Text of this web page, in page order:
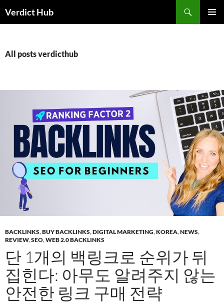
toVerdict Hub
All posts verdicthub
BACKLINKS,BUY BACKLINKS,DIGITAL MARKETING,KOREA,NEWS,
REVIEW,SEO,WEB 2.0 BACKLINKS
단 1개의 백링크로 순위가 뒤
집힌다: 아무도 알려주지 않는
안전한 링크 구매 전략